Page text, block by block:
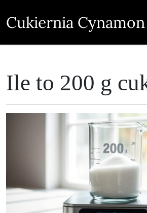
to
content
Cukiernia Cynamon
Ile to 200 g